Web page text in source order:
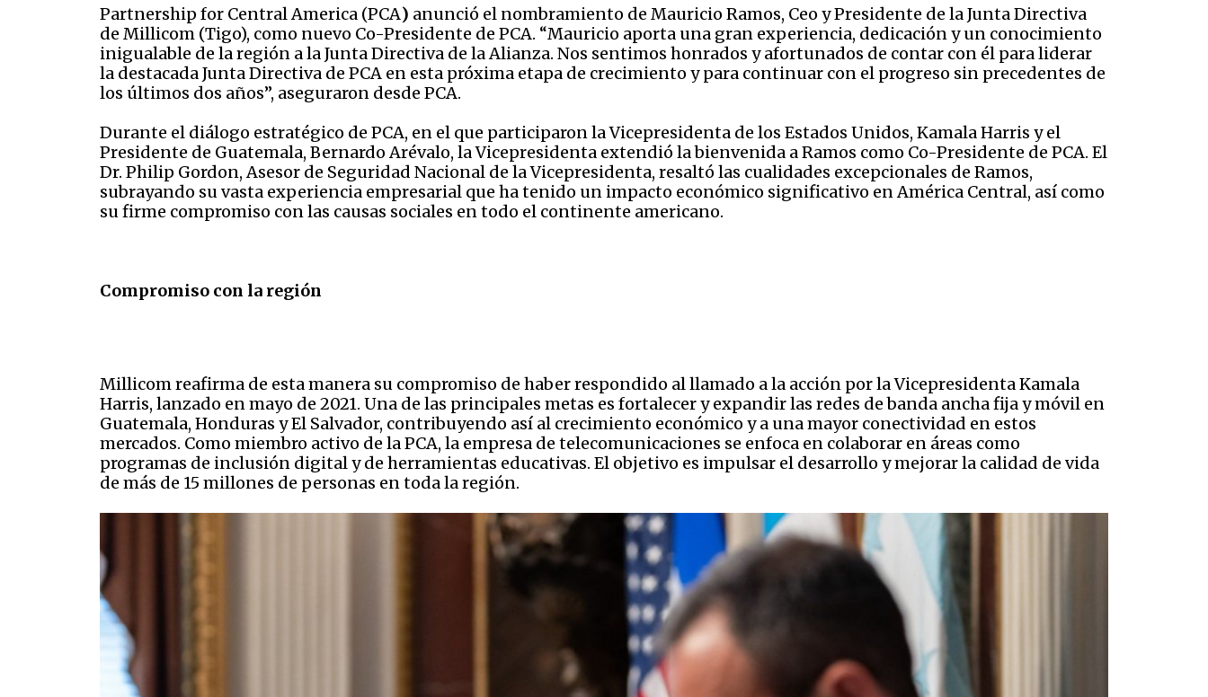
Partnership for Central America (PCA) anunció el nombramiento de Mauricio Ramos, Ceo y Presidente de la Junta Directiva
de Millicom (Tigo), como nuevo Co-Presidente de PCA. “Mauricio aporta una gran experiencia, dedicación y un conocimiento
inigualable de la región a la Junta Directiva de la Alianza. Nos sentimos honrados y afortunados de contar con él para liderar
la destacada Junta Directiva de PCA en esta próxima etapa de crecimiento y para continuar con el progreso sin precedentes de
los últimos dos años”, aseguraron desde PCA.
Durante el diálogo estratégico de PCA, en el que participaron la Vicepresidenta de los Estados Unidos, Kamala Harris y el
Presidente de Guatemala, Bernardo Arévalo, la Vicepresidenta extendió la bienvenida a Ramos como Co-Presidente de PCA. El
Dr. Philip Gordon, Asesor de Seguridad Nacional de la Vicepresidenta, resaltó las cualidades excepcionales de Ramos,
subrayando su vasta experiencia empresarial que ha tenido un impacto económico significativo en América Central, así como
su firme compromiso con las causas sociales en todo el continente americano.
Compromiso con la región
Millicom reafirma de esta manera su compromiso de haber respondido al llamado a la acción por la Vicepresidenta Kamala
Harris, lanzado en mayo de 2021. Una de las principales metas es fortalecer y expandir las redes de banda ancha fija y móvil en
Guatemala, Honduras y El Salvador, contribuyendo así al crecimiento económico y a una mayor conectividad en estos
mercados. Como miembro activo de la PCA, la empresa de telecomunicaciones se enfoca en colaborar en áreas como
programas de inclusión digital y de herramientas educativas. El objetivo es impulsar el desarrollo y mejorar la calidad de vida
de más de 15 millones de personas en toda la región.